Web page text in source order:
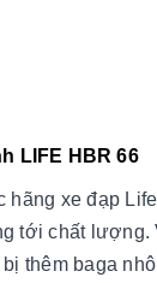
LIFE HBR 66
xe đạp
tới chất lượng.
thêm baga